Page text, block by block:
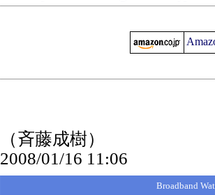
（斉藤成樹）
2008/01/16 11:06
Broadband